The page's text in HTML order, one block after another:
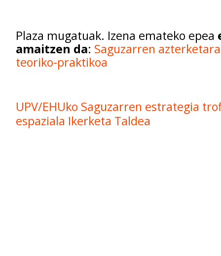
Plaza mugatuak. Izena emateko epea
amaitzen da: Saguzarren
teoriko-praktikoa
UPV/EHUko Saguzarren estrategia
espaziala Ikerketa Taldea